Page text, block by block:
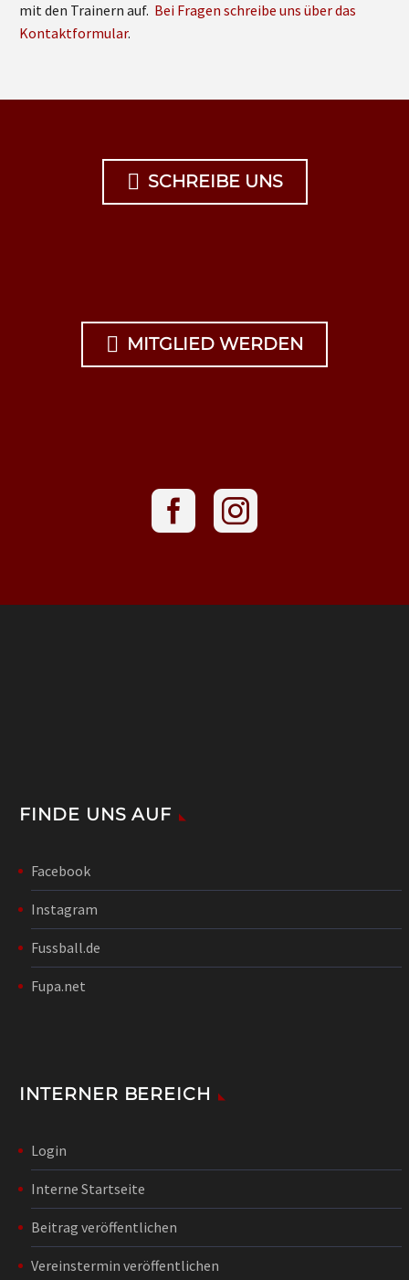
mit den Trainern auf. Bei Fragen schreibe uns über das
Kontaktformular.
 SCHREIBE UNS
 MITGLIED WERDEN
FINDE UNS AUF
Facebook
Instagram
Fussball.de
Fupa.net
INTERNER BEREICH
Login
Interne Startseite
Beitrag veröffentlichen
Vereinstermin veröffentlichen